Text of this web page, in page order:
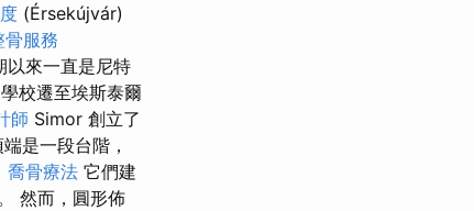
(Érsekújvár)
骨服務
以來一直是尼特
校遷至埃斯泰爾
師 Simor 創立了
是一段台階，
喬骨療法 它們建
然而，圓形佈